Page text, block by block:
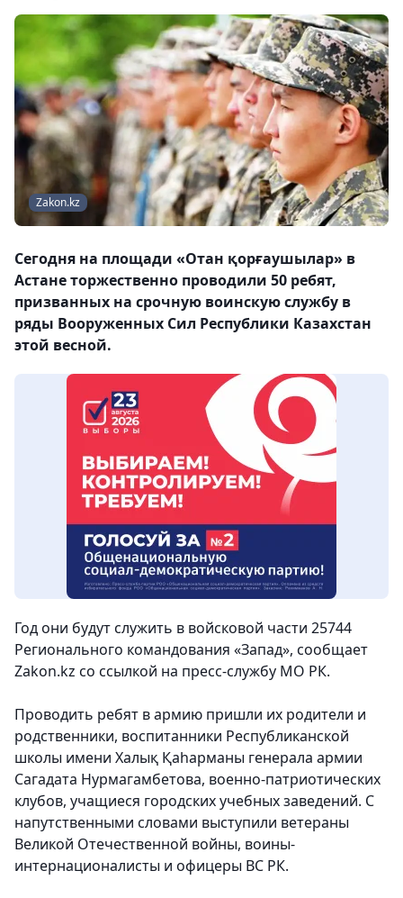
Zakon.kz
Сегодня на площади «Отан қорғаушылар» в
Астане торжественно проводили 50 ребят,
призванных на срочную воинскую службу в
ряды Вооруженных Сил Республики Казахстан
этой весной.
Год они будут служить в войсковой части 25744
Регионального командования «Запад», сообщает
Zakon.kz со ссылкой на пресс-службу МО РК.
Проводить ребят в армию пришли их родители и
родственники, воспитанники Республиканской
школы имени Халық Қаһарманы генерала армии
Сагадата Нурмагамбетова, военно-патриотических
клубов, учащиеся городских учебных заведений. С
напутственными словами выступили ветераны
Великой Отечественной войны, воины-
интернационалисты и офицеры ВС РК.